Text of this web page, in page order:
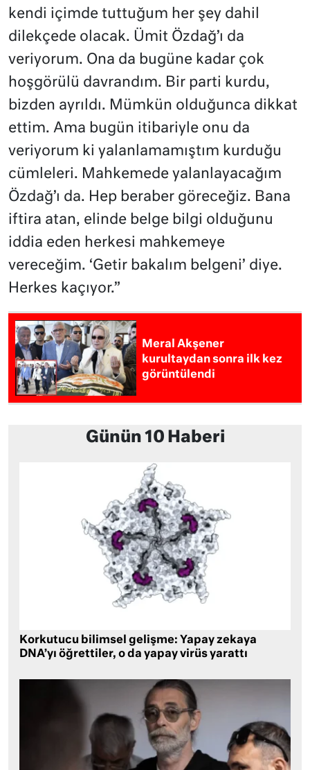
kendi içimde tuttuğum her şey dahil
dilekçede olacak. Ümit Özdağ’ı da
veriyorum. Ona da bugüne kadar çok
hoşgörülü davrandım. Bir parti kurdu,
bizden ayrıldı. Mümkün olduğunca dikkat
ettim. Ama bugün itibariyle onu da
veriyorum ki yalanlamamıştım kurduğu
cümleleri. Mahkemede yalanlayacağım
Özdağ’ı da. Hep beraber göreceğiz. Bana
iftira atan, elinde belge bilgi olduğunu
iddia eden herkesi mahkemeye
vereceğim. ‘Getir bakalım belgeni’ diye.
Herkes kaçıyor.”
Meral Akşener
kurultaydan sonra ilk kez
görüntülendi
Günün 10 Haberi
Korkutucu bilimsel gelişme: Yapay zekaya
DNA’yı öğrettiler, o da yapay virüs yarattı